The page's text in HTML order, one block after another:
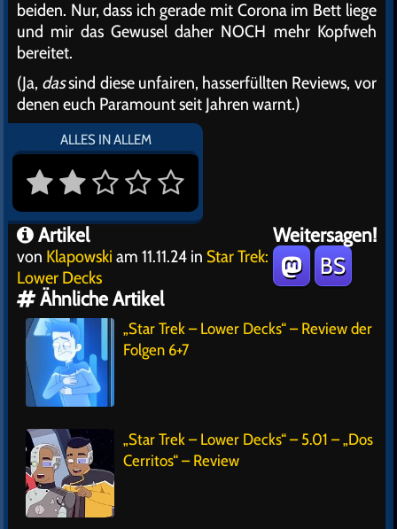
beiden. Nur, dass ich gerade mit Corona im Bett liege
und mir das Gewusel daher NOCH mehr Kopfweh
bereitet.
(Ja, dassind diese unfairen, hasserfüllten Reviews, vor
denen euch Paramount seit Jahren warnt.)
ALLES IN ALLEM
Weitersagen!
BS
Artikel
von Klapowski am 11.11.24 in Star Trek:
Lower Decks
Ähnliche Artikel
„Star Trek – Lower Decks“ – Review der
Folgen 6+7
„Star Trek – Lower Decks“ – 5.01 – „Dos
Cerritos“ – Review